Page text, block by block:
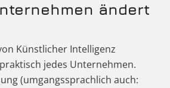
ändert
Künstlicher Intelligenz
jedes Unternehmen.
(umgangssprachlich auch: